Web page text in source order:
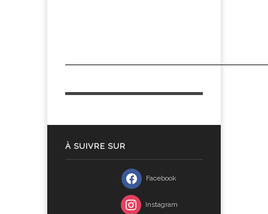
À SUIVRE SUR
Facebook
Instagram